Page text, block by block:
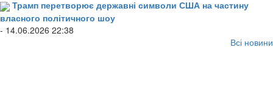
Трамп перетворює державні символи США на частину
власного політичного шоу
- 14.06.2026 22:38
Всі новини